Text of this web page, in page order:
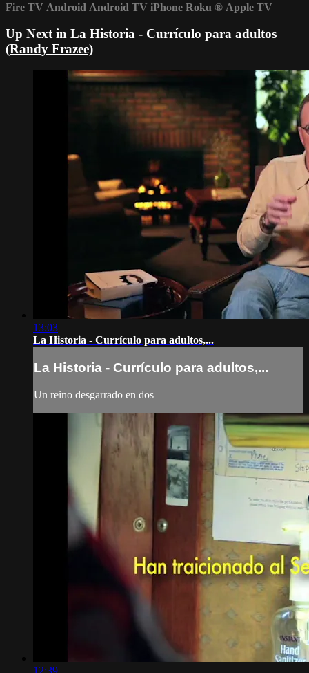
Fire TV Android Android TV iPhone Roku ® Apple TV
Up Next in La Historia - Currículo para adultos
(Randy Frazee)
13:03
La Historia - Currículo para adultos,...
La Historia - Currículo para adultos,...
Un reino desgarrado en dos
12:39